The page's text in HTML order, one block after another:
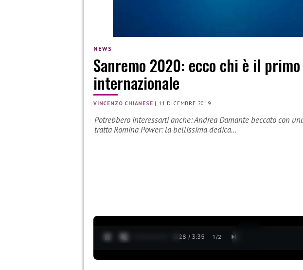
NEWS
Sanremo 2020: ecco chi è il
internazionale
VINCENZO CHIANESE | 11 DICEMBRE 2019
Potrebbero interessarti anche: Andrea Damante beccato con
tratta Romina Power: la bellissima dedica…
0:29 / 3:35 1 /2